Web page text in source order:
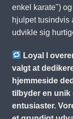
enkel karate") og
hjulpet tusindvis
udvikle sig
Loyal I
valgt at
hjemmeside
tilbyder en unik
entusiaster.